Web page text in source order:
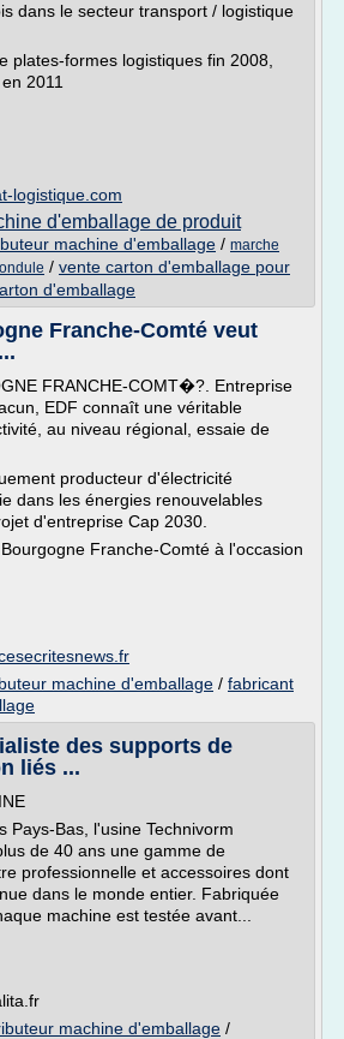
dans le secteur transport / logistique
plates-formes logistiques fin 2008,
2011
logistique.com
d'emballage de produit
machine d'emballage / marche
/ vente carton d'emballage pour
d'emballage
Franche-Comté veut
FRANCHE-COMT�?. Entreprise
EDF connaît une véritable
au niveau régional, essaie de
producteur d'électricité
dans les énergies renouvelables
d'entreprise Cap 2030.
Franche-Comté à l'occasion
machine d'emballage / fabricant
des supports de
liés ...
Pays-Bas, l'usine Technivorm
de 40 ans une gamme de
professionnelle et accessoires dont
dans le monde entier. Fabriquée
machine est testée avant...
machine d'emballage /